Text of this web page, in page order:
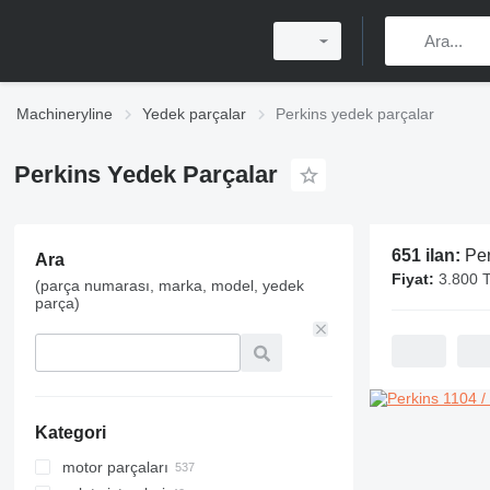
Machineryline Yedek parçalar Perkins yedek parçalar
Perkins Yedek Parçalar
Ara
(parça numarası, marka, model, yedek
parça)
Kategori
motor parçaları
651 ilan:
Fiyat: 3.800